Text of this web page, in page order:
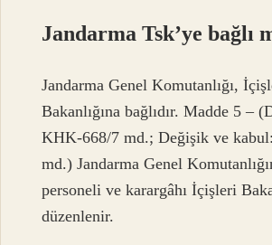
Jandarma Tsk’ye bağlı
Jandarma Genel Komutanlığı,
Bakanlığına bağlıdır. Madde 5 –
KHK-668/7 md.; Değişik ve
md.) Jandarma Genel
personeli ve karargâhı İçişleri
düzenlenir.